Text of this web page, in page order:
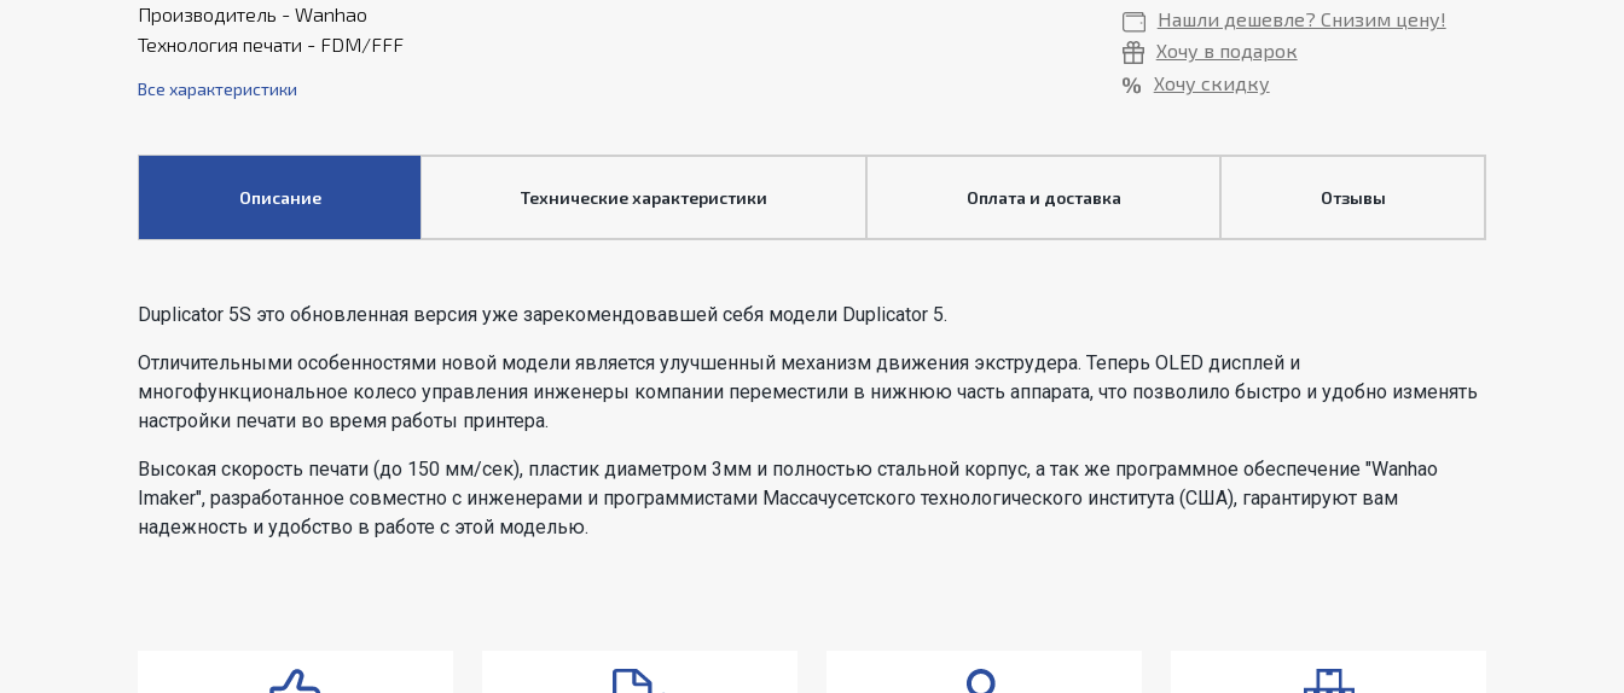
Производитель - Wanhao
Технология печати - FDM/FFF
Все характеристики
Нашли дешевле? Снизим цену!
Хочу в подарок
Хочу скидку
Описание Технические характеристики Оплата и доставка Отзывы
Duplicator 5S это обновленная версия уже зарекомендовавшей себя модели Duplicator 5.
Отличительными особенностями новой модели является улучшенный механизм движения экструдера. Теперь OLED дисплей и
многофункциональное колесо управления инженеры компании переместили в нижнюю часть аппарата, что позволило быстро и удобно изменять
настройки печати во время работы принтера.
Высокая скорость печати (до 150 мм/сек), пластик диаметром 3мм и полностью стальной корпус, а так же программное обеспечение "Wanhao
Imaker", разработанное совместно с инженерами и программистами Массачусетского технологического института (США), гарантируют вам
надежность и удобство в работе с этой моделью.